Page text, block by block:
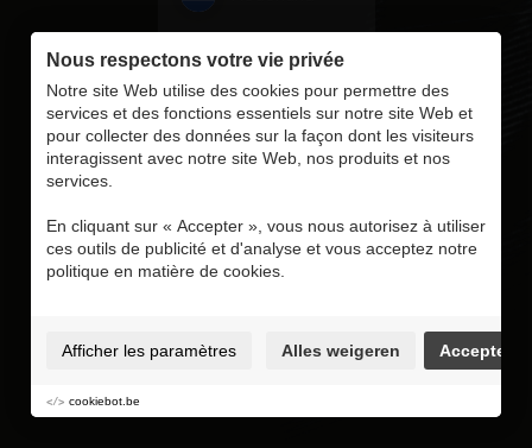
Duitsland
Nous respectons votre vie privée
Notre site Web utilise des cookies pour permettre des
services et des fonctions essentiels sur notre site Web et
pour collecter des données sur la façon dont les visiteurs
interagissent avec notre site Web, nos produits et nos
services.
En cliquant sur « Accepter », vous nous autorisez à utiliser
ces outils de publicité et d'analyse et vous acceptez notre
politique en matière de cookies.
Afficher les paramètres Alles weigeren Accepter
cookiebot.be